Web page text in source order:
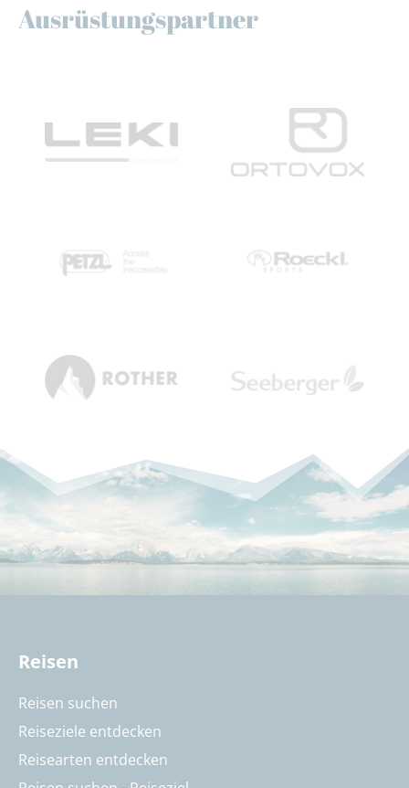
Ausrüstungspartner
Reisen
Reisen suchen
Reiseziele entdecken
Reisearten entdecken